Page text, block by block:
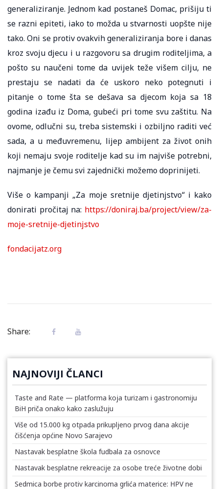
generaliziranje. Jednom kad postaneš Domac, prišiju ti
se razni epiteti, iako to možda u stvarnosti uopšte nije
tako. Oni se protiv ovakvih generaliziranja bore i danas
kroz svoju djecu i u razgovoru sa drugim roditeljima, a
pošto su naučeni tome da uvijek teže višem cilju, ne
prestaju se nadati da će uskoro neko potegnuti i
pitanje o tome šta se dešava sa djecom koja sa 18
godina izađu iz Doma, gubeći pri tome svu zaštitu. Na
ovome, odlučni su, treba sistemski i ozbiljno raditi već
sada, a u međuvremenu, lijep ambijent za život onih
koji nemaju svoje roditelje kad su im najviše potrebni,
najmanje je čemu svi zajednički možemo doprinijeti.
Više o kampanji „Za moje sretnije djetinjstvo“ i kako
donirati pročitaj na: https://doniraj.ba/project/view/za-
moje-sretnije-djetinjstvo
fondacijatz.org
Share:
NAJNOVIJI ČLANCI
Taste and Rate — platforma koja turizam i gastronomiju
BiH priča onako kako zaslužuju
Više od 15.000 kg otpada prikupljeno prvog dana akcije
čišćenja općine Novo Sarajevo
Nastavak besplatne škola fudbala za osnovce
Nastavak besplatne rekreacije za osobe treće životne dobi
Sedmica borbe protiv karcinoma grlića materice: HPV ne